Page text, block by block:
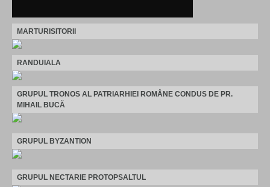
MARTURISITORII
RANDUIALA
GRUPUL TRONOS AL PATRIARHIEI ROMÂNE CONDUS DE PR.
MIHAIL BUCĂ
GRUPUL BYZANTION
GRUPUL NECTARIE PROTOPSALTUL